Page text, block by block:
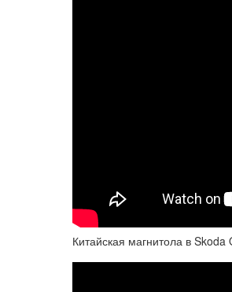
Китайская магнитола в